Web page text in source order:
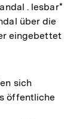
. lesbar*
über die
eingebettet
sich
öffentliche